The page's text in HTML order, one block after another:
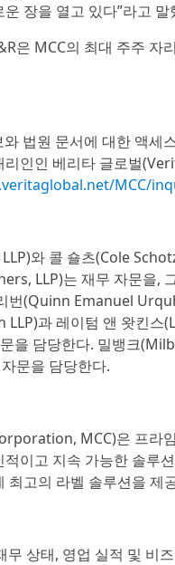
장을 열고 있다”라고 말
은 MCC의 최대 주주
법원 문서에 대한 액세
인인 베리타 글로벌
MCC/
와 콜 숄츠(Cole
LLP)는 재무 자문을,
번(Quinn Emanuel
과 레이텀 앤 왓킨
을 담당한다. 밀뱅크
문을 담당한다.
MCC)은 프라
이고 지속 가능한 솔루
최고의 라벨 솔루션을 제
무 상태, 영업 실적 및 비